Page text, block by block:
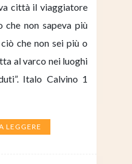
città il viaggiatore
che non sapeva più
ciò che non sei più o
al varco nei luoghi
Italo Calvino 1
LEGGERE